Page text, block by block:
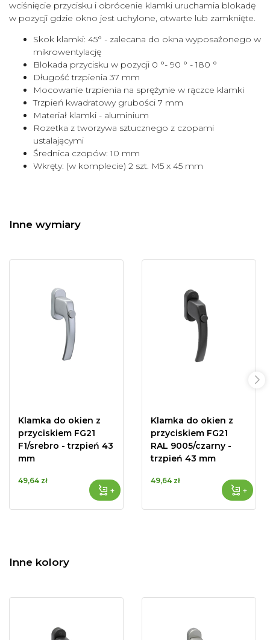
wciśnięcie przycisku i obrócenie klamki uruchamia blokadę
w pozycji gdzie okno jest uchylone, otwarte lub zamknięte.
Skok klamki: 45° - zalecana do okna wyposażonego w
mikrowentylację
Blokada przycisku w pozycji 0 °- 90 ° - 180 °
Długość trzpienia 37 mm
Mocowanie trzpienia na sprężynie w rączce klamki
Trzpień kwadratowy grubości 7 mm
Materiał klamki - aluminium
Rozetka z tworzywa sztucznego z czopami
ustalającymi
Średnica czopów: 10 mm
Wkręty: (w komplecie) 2 szt. M5 x 45 mm
Inne wymiary
Klamka do okien z
przyciskiem FG21
F1/srebro - trzpień 43
mm
49,64 zł
+
Klamka do okien z
przyciskiem FG21
RAL 9005/czarny -
trzpień 43 mm
49,64 zł
+
Inne kolory